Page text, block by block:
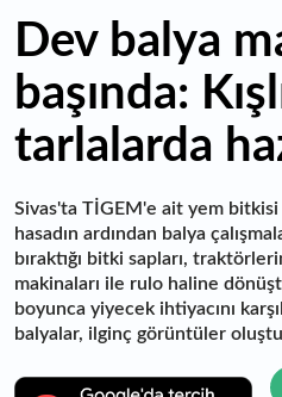
Dev balya
başında:
tarlalarda
Sivas'ta TİGEM'e ait yem bitkisi
hasadın ardından balya
bıraktığı bitki sapları,
makinaları ile rulo haline
boyunca yiyecek ihtiyacını
balyalar, ilginç görüntüler